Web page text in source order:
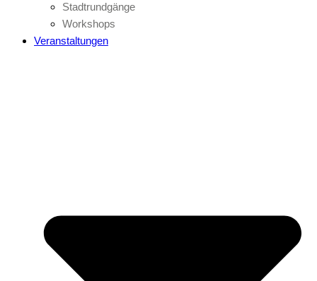
Stadtrundgänge
Workshops
Veranstaltungen